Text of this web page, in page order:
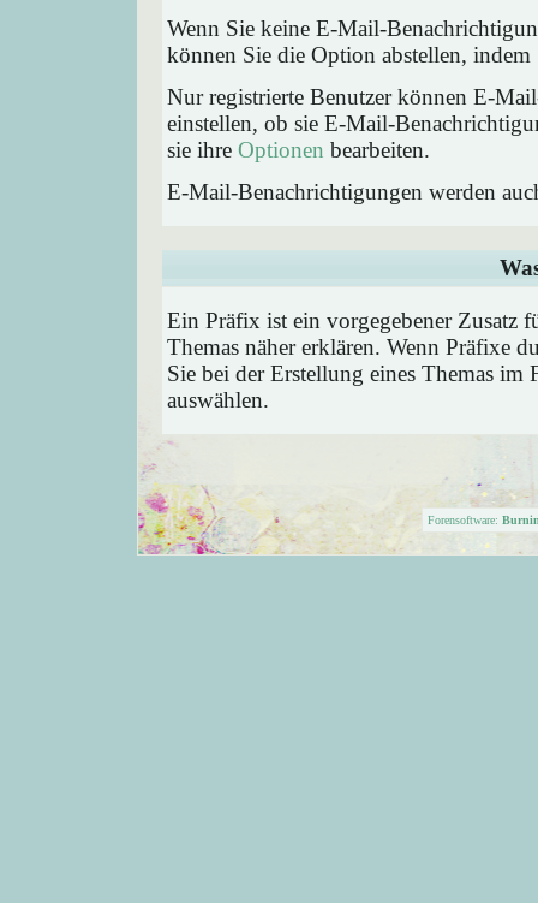
Wenn Sie keine E-Mail-
können Sie die Option abstellen,
Nur registrierte Benutzer können E-
einstellen, ob sie E-Mail-
sie ihre Optionen bearbeiten.
E-Mail-Benachrichtigungen werden
Ein Präfix ist ein vorgegebener Zusatz
Themas näher erklären. Wenn Präfixe
Sie bei der Erstellung eines Themas
auswählen.
Forensoftware: